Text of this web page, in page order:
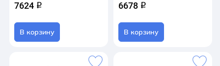
7624 q
В корзину
6678 q
В корзину